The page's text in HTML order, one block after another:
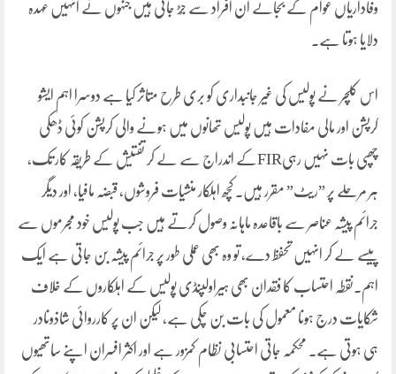
وفاداریاں عوام کے بجائے اُن افراد سے جُڑ جاتی ہیں جنہوں نے اُنہیں عہدہ
دلایا ہوتا ہے۔
اس کلچر نے پولیس کی غیر جانبداری کو بری طرح متاثر کیا ہے دوسرا اہم ایشو
کرپشن اور مالی مفادات ہیں پولیس تھانوں میں ہونے والی کرپشن کوئی ڈھکی
چھپی بات نہیں رہیFIRکے اندراج سے لے کر تفتیش کے طریقہ کار تک،
ہر مرحلے پر ”ریٹ” مقرر ہیں۔ کچھ اہلکار منشیات فروشوں، قبضہ مافیا، اور دیگر
جرائم پیشہ عناصر سے باقاعدہ ماہانہ وصول کرتے ہیں جب پولیس خود مجرموں سے
پیسے لے کر انہیں تحفظ دے، تو وہ بھی عملی طور پر جرائم پیشہ بن جاتی ہے ایک
اہم۔نقطہ احتساب کا فقدان بھی ہیراولپنڈی پولیس کے اہلکاروں کے خلاف
شکایات درج ہونا معمول کی بات بن چکی ہے، لیکن ان پر کارروائی شاذونادر
ہی ہوتی ہے۔ محکمہ جاتی احتسابی نظام کمزور ہے اور اکثر افسران اپنے ساتھیوں